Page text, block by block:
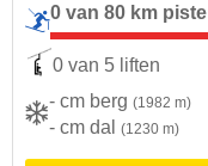
0 van 80 km piste
0 van 5 liften
- cm berg (1982 m)
- cm dal (1230 m)